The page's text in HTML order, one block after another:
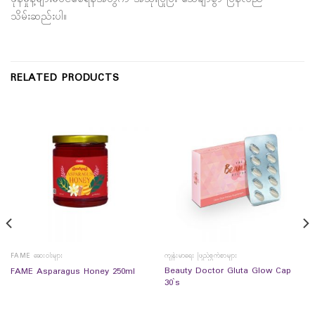
သိမ်းဆည်းပါ။
RELATED PRODUCTS
FAME ဆေးဝါးများ
FAME Asparagus Honey 250ml
ကျန်းမာရေး ဖြည့်စွက်စာများ
Beauty Doctor Gluta Glow Cap
30`s